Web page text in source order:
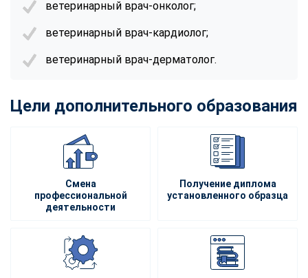
ветеринарный врач-онколог;
ветеринарный врач-кардиолог;
ветеринарный врач-дерматолог.
Цели дополнительного образования
Смена
профессиональной
деятельности
Получение диплома
установленного образца